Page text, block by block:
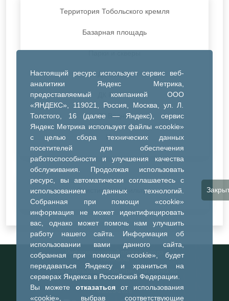
Настоящий ресурс использует сервис веб-
аналитики Яндекс Метрика,
предоставляемый компанией ООО
«ЯНДЕКС», 119021, Россия, Москва, ул. Л.
Толстого, 16 (далее — Яндекс), сервис
Яндекс Метрика использует файлы «cookie»
с целью сбора технических данных
посетителей для обеспечения
работоспособности и улучшения качества
обслуживания. Продолжая использовать
ресурс, вы автоматически соглашаетесь с
использованием данных технологий.
Собранная при помощи «cookie»
информация не может идентифицировать
вас, однако может помочь нам улучшить
работу нашего сайта. Информация об
использовании вами данного сайта,
собранная при помощи «cookie», будет
передаваться Яндексу и храниться на
серверах Яндекса в Российской Федерации.
Вы можете отказатьсяот использования
«cookie», выбрав соответствующие
Территория Тобольского кремля
Базарная площадь
ДК Синтез
ДК Речник
ДК Водник
Иное
Очистить все фильтры
Информационный портал города
Тобольска
При использовании материалов ссылка на
портал обязательна
©2023-2026